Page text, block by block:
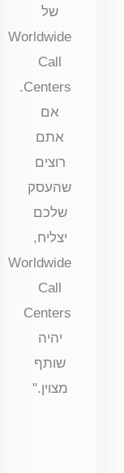
של
Worldwide
Call
Centers.
אם
אתם
רוצים
שהעסק
שלכם
יצליח,
Worldwide
Call
Centers
יהיה
שותף
מצוין."